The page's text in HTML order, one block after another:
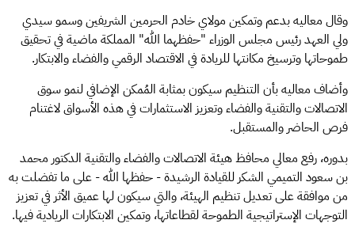
وقال معاليه بدعم وتمكين مولاي خادم الحرمين الشريفين وسمو سيدي
ولي العهد رئيس مجلس الوزراء "حفظهما الله" المملكة ماضية في تحقيق
طموحاتها وترسيخ مكانتها للريادة في الاقتصاد الرقمي والفضاء والابتكار.
وأضاف معاليه بأن التنظيم سيكون بمثابة المُمكن الإضافي لنمو سوق
الاتصالات والتقنية والفضاء وتعزيز الاستثمارات في هذه الأسواق لاغتنام
فرص الحاضر والمستقبل.
بدوره، رفع معالي محافظ هيئة الاتصالات والفضاء والتقنية الدكتور محمد
بن سعود التميمي الشكر للقيادة الرشيدة - حفظها الله - على ما تفضلت به
من موافقة على تعديل تنظيم الهيئة، والتي سيكون لها عميق الأثر في تعزيز
التوجهات الإستراتيجية الطموحة لقطاعاتها، وتمكين الابتكارات الريادية فيها.